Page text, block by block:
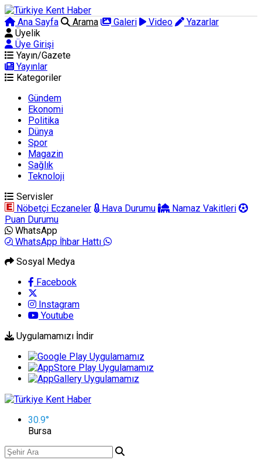
Ana Sayfa Arama Galeri Video
Yazarlar
Üyelik
Üye Girişi
Yayın/Gazete
Yayınlar
Kategoriler
Gündem
Ekonomi
Politika
Dünya
Spor
Magazin
Sağlık
Teknoloji
Servisler
Nöbetçi Eczaneler
Hava Durumu
Namaz Vakitleri
Puan Durumu
WhatsApp
WhatsApp İhbar Hattı
Sosyal Medya
Facebook
Instagram
Youtube
Uygulamamızı İndir
30.9°
Bursa